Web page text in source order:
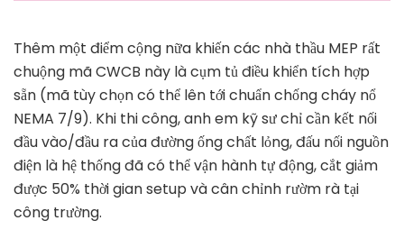
Thêm một điểm cộng nữa khiến các nhà thầu MEP rất
chuộng mã CWCB này là cụm tủ điều khiển tích hợp
sẵn (mã tùy chọn có thể lên tới chuẩn chống cháy nổ
NEMA 7/9). Khi thi công, anh em kỹ sư chỉ cần kết nối
đầu vào/đầu ra của đường ống chất lỏng, đấu nối nguồn
điện là hệ thống đã có thể vận hành tự động, cắt giảm
được 50% thời gian setup và cân chỉnh rườm rà tại
công trường.